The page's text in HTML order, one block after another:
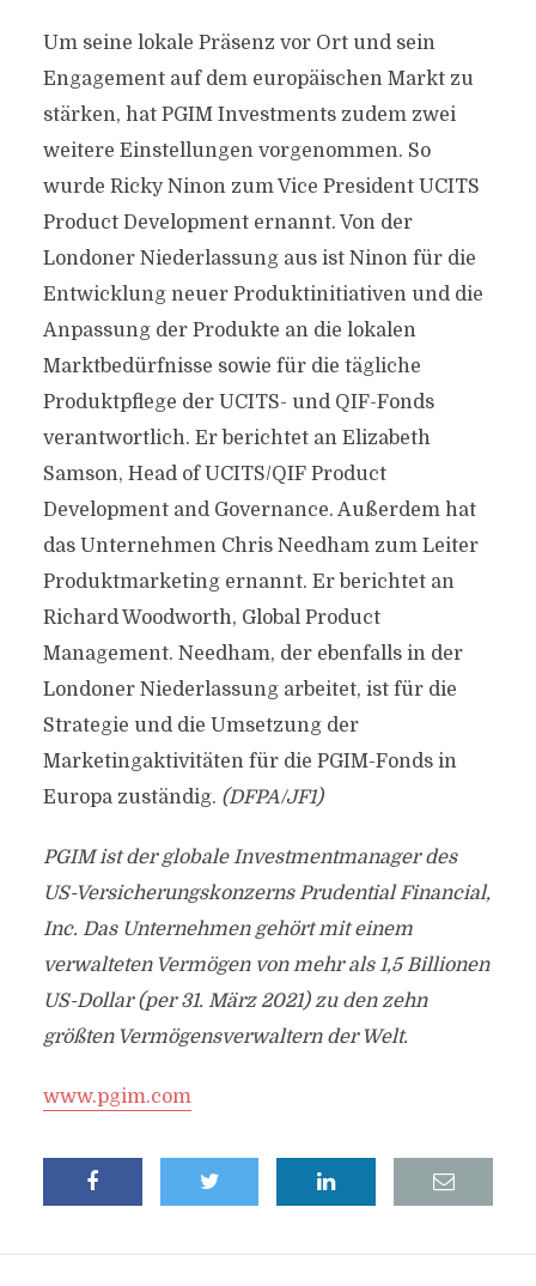
Um seine lokale Präsenz vor Ort und sein
Engagement auf dem europäischen Markt zu
stärken, hat PGIM Investments zudem zwei
weitere Einstellungen vorgenommen. So
wurde Ricky Ninon zum Vice President UCITS
Product Development ernannt. Von der
Londoner Niederlassung aus ist Ninon für die
Entwicklung neuer Produktinitiativen und die
Anpassung der Produkte an die lokalen
Marktbedürfnisse sowie für die tägliche
Produktpflege der UCITS- und QIF-Fonds
verantwortlich. Er berichtet an Elizabeth
Samson, Head of UCITS/QIF Product
Development and Governance. Außerdem hat
das Unternehmen Chris Needham zum Leiter
Produktmarketing ernannt. Er berichtet an
Richard Woodworth, Global Product
Management. Needham, der ebenfalls in der
Londoner Niederlassung arbeitet, ist für die
Strategie und die Umsetzung der
Marketingaktivitäten für die PGIM-Fonds in
Europa zuständig. (DFPA/JF1)
PGIM ist der globale Investmentmanager des
US-Versicherungskonzerns Prudential Financial,
Inc. Das Unternehmen gehört mit einem
verwalteten Vermögen von mehr als 1,5 Billionen
US-Dollar (per 31. März 2021) zu den zehn
größten Vermögensverwaltern der Welt.
www.pgim.com